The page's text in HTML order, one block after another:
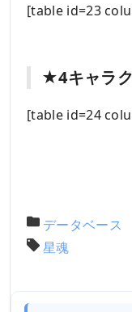
[table id=23
★4キャラ
[table id=24
データベース
星魂